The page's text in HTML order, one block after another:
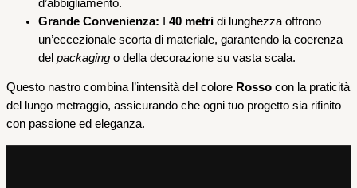
d’abbigliamento.
Grande Convenienza:
40 metri di lunghezza offrono
un’eccezionale scorta di materiale, garantendo la coerenza
del packaging o della decorazione su vasta scala.
Questo nastro combina l’intensità del colore Rosso con la praticità
del lungo metraggio, assicurando che ogni tuo progetto sia rifinito
con passione ed eleganza.